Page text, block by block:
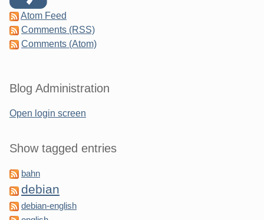
Atom Feed
Comments (RSS)
Comments (Atom)
Blog Administration
Open login screen
Show tagged entries
bahn
debian
debian-english